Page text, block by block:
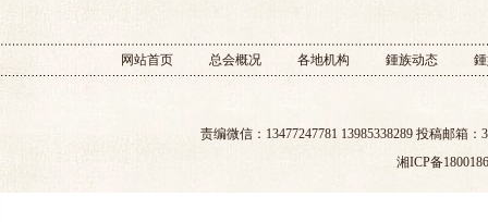
网站首页 总会概况 各地机构 鍾族动态
责编微信：13477247781 13985338289 投稿邮箱
湘ICP备